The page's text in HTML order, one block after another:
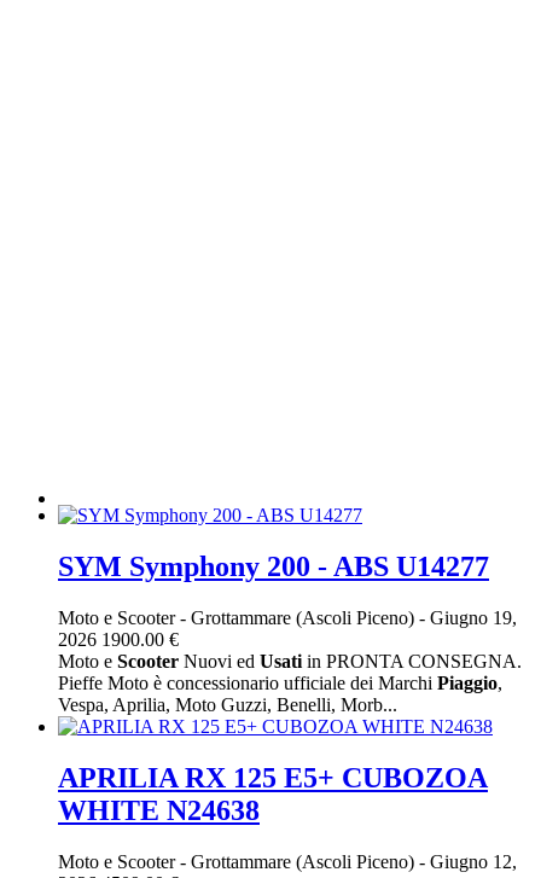
SYM Symphony 200 - ABS U14277
Moto e Scooter- Grottammare (Ascoli Piceno) - Giugno 19,
2026 1900.00 €
Moto e Scooter Nuovi ed Usati in PRONTA CONSEGNA.
Pieffe Moto è concessionario ufficiale dei Marchi Piaggio,
Vespa, Aprilia, Moto Guzzi, Benelli, Morb...
APRILIA RX 125 E5+ CUBOZOA
WHITE N24638
Moto e Scooter- Grottammare (Ascoli Piceno) - Giugno 12,